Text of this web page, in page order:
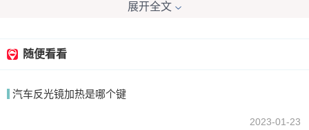
展开全文
随便看看
汽车反光镜加热是哪个键
2023-01-23